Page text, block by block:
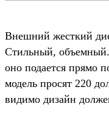
Внешний жесткий
Стильный,
оно подается прямо
модель просят 220
видимо дизайн